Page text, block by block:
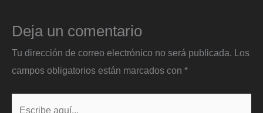
Deja un comentario
Tu dirección de correo electrónico no será publicada. Los
campos obligatorios están marcados con *